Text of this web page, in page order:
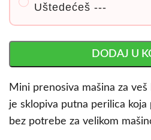
Uštedećeš ---
DODAJ U
Mini prenosiva mašina za
je sklopiva putna perilica koja
bez potrebe za velikom